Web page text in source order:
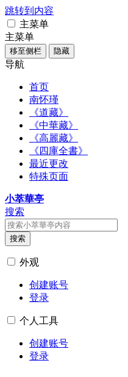
跳转到内容
主菜单
主菜单
移至侧栏 隐藏
导航
首页
南怀瑾
《道藏》
《中華藏》
《高麗藏》
《四庫全書》
最近更改
特殊页面
小萃華亭
搜索
搜索
外观
创建账号
登录
个人工具
创建账号
登录